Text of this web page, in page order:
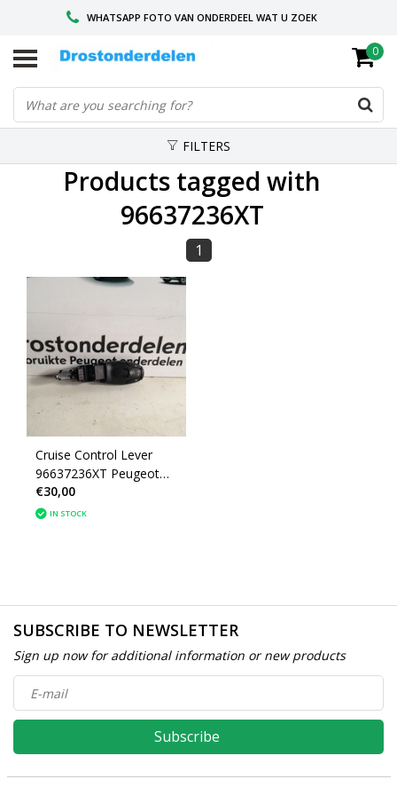
WHATSAPP FOTO VAN ONDERDEEL WAT U ZOEK
VOOR 16.00 BESTELD, VANDAAG VERZONDEN
GESPECIALISEERD PEUGEOT
0
FILTERS
Products tagged with
96637236XT
1
Cruise Control Lever
96637236XT Peugeot
208
€30,00
IN STOCK
SUBSCRIBE TO NEWSLETTER
Sign up now for additional information or new products
Subscribe